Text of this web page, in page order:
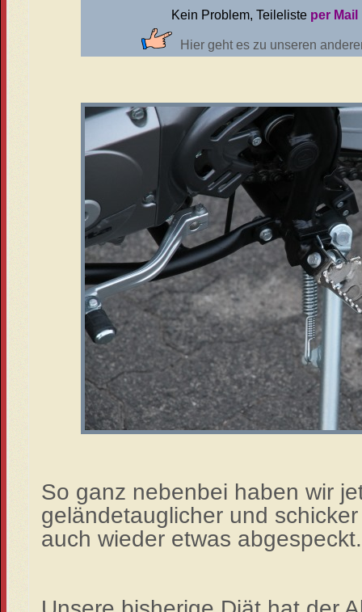
Kein Problem, Teileliste per Mail
Hier geht es zu unseren
So ganz nebenbei haben wir
geländetauglicher und
auch wieder etwas abgespeckt.